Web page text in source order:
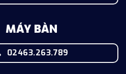
MÁY BÀN
02463.263.789